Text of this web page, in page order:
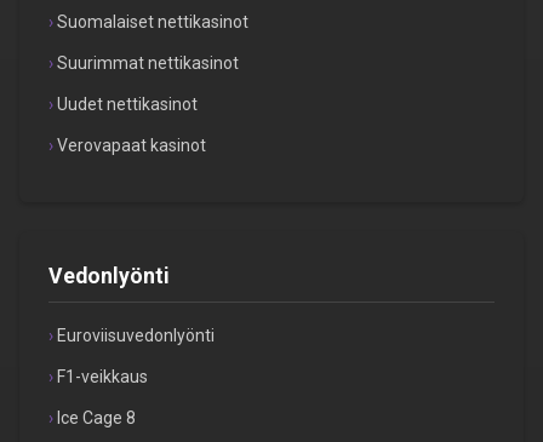
Suomalaiset nettikasinot
Suurimmat nettikasinot
Uudet nettikasinot
Verovapaat kasinot
Vedonlyönti
Euroviisuvedonlyönti
F1-veikkaus
Ice Cage 8